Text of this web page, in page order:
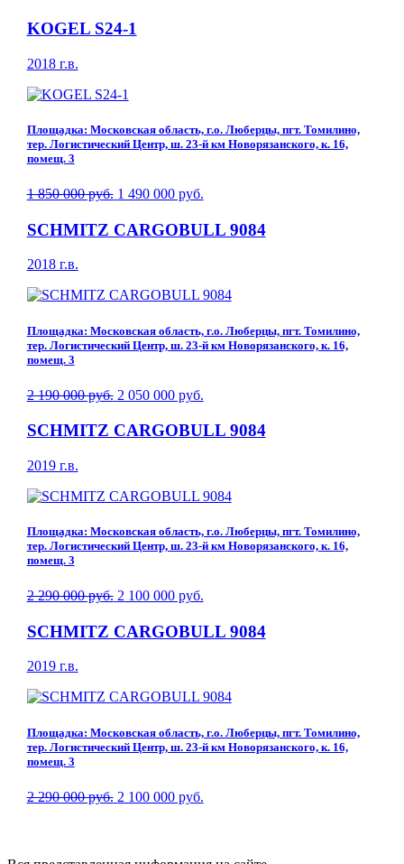
KOGEL S24-1
2018 г.в.
Площадка: Московская область, г.о. Люберцы, пгт. Томилино,
тер. Логистический Центр, ш. 23-й км Новорязанского, к. 16,
помещ. 3
1 850 000 руб. 1 490 000 руб.
SCHMITZ CARGOBULL 9084
2018 г.в.
Площадка: Московская область, г.о. Люберцы, пгт. Томилино,
тер. Логистический Центр, ш. 23-й км Новорязанского, к. 16,
помещ. 3
2 190 000 руб. 2 050 000 руб.
SCHMITZ CARGOBULL 9084
2019 г.в.
Площадка: Московская область, г.о. Люберцы, пгт. Томилино,
тер. Логистический Центр, ш. 23-й км Новорязанского, к. 16,
помещ. 3
2 290 000 руб. 2 100 000 руб.
SCHMITZ CARGOBULL 9084
2019 г.в.
Площадка: Московская область, г.о. Люберцы, пгт. Томилино,
тер. Логистический Центр, ш. 23-й км Новорязанского, к. 16,
помещ. 3
2 290 000 руб. 2 100 000 руб.